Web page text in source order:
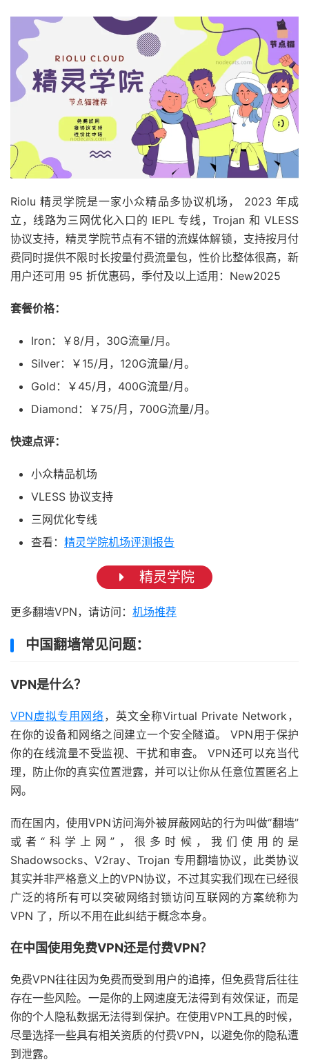
Riolu 精灵学院是一家小众精品多协议机场， 2023 年成
立，线路为三网优化入口的 IEPL 专线，Trojan 和 VLESS
协议支持，精灵学院节点有不错的流媒体解锁，支持按月付
费同时提供不限时长按量付费流量包，性价比整体很高，新
用户还可用 95 折优惠码，季付及以上适用：New2025
套餐价格：
Iron：￥8/月，30G流量/月。
Silver：￥15/月，120G流量/月。
Gold：￥45/月，400G流量/月。
Diamond：￥75/月，700G流量/月。
快速点评：
小众精品机场
VLESS 协议支持
三网优化专线
查看： 精灵学院机场评测报告
精灵学院
更多翻墙VPN，请访问： 机场推荐
中国翻墙常见问题：
VPN是什么？
VPN虚拟专用网络，英文全称Virtual Private Network，
在你的设备和网络之间建立一个安全隧道。 VPN用于保护
你的在线流量不受监视、干扰和审查。 VPN还可以充当代
理，防止你的真实位置泄露，并可以让你从任意位置匿名上
网。
而在国内，使用VPN访问海外被屏蔽网站的行为叫做“翻墙”
或者“科学上网”，很多时候，我们使用的是
Shadowsocks、V2ray、Trojan 专用翻墙协议，此类协议
其实并非严格意义上的VPN协议，不过其实我们现在已经很
广泛的将所有可以突破网络封锁访问互联网的方案统称为
VPN 了，所以不用在此纠结于概念本身。
在中国使用免费VPN还是付费VPN？
免费VPN往往因为免费而受到用户的追捧，但免费背后往往
存在一些风险。一是你的上网速度无法得到有效保证，而是
你的个人隐私数据无法得到保护。在使用VPN工具的时候，
尽量选择一些具有相关资质的付费VPN，以避免你的隐私遭
到泄露。